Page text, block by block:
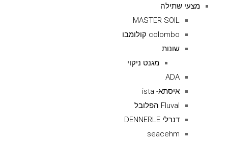
מצעי שתילה
MASTER SOIL
colombo קולומבו
שונות
מגנט ניקוי
ADA
איסתא- ista
Fluval הפלובל
דנרלי DENNERLE
seacehm